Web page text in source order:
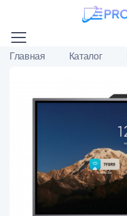
Главная Каталог